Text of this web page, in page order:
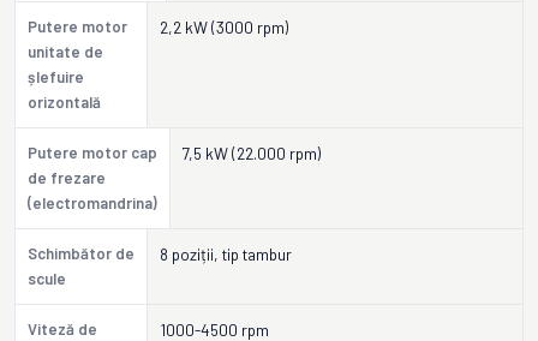
Putere motor
unitate de
șlefuire
orizontală
2,2 kW (3000 rpm)
Putere motor cap
de frezare
(electromandrina)
7,5 kW (22.000 rpm)
Schimbător de
scule
8 poziții, tip tambur
Viteză de
1000-4500 rpm